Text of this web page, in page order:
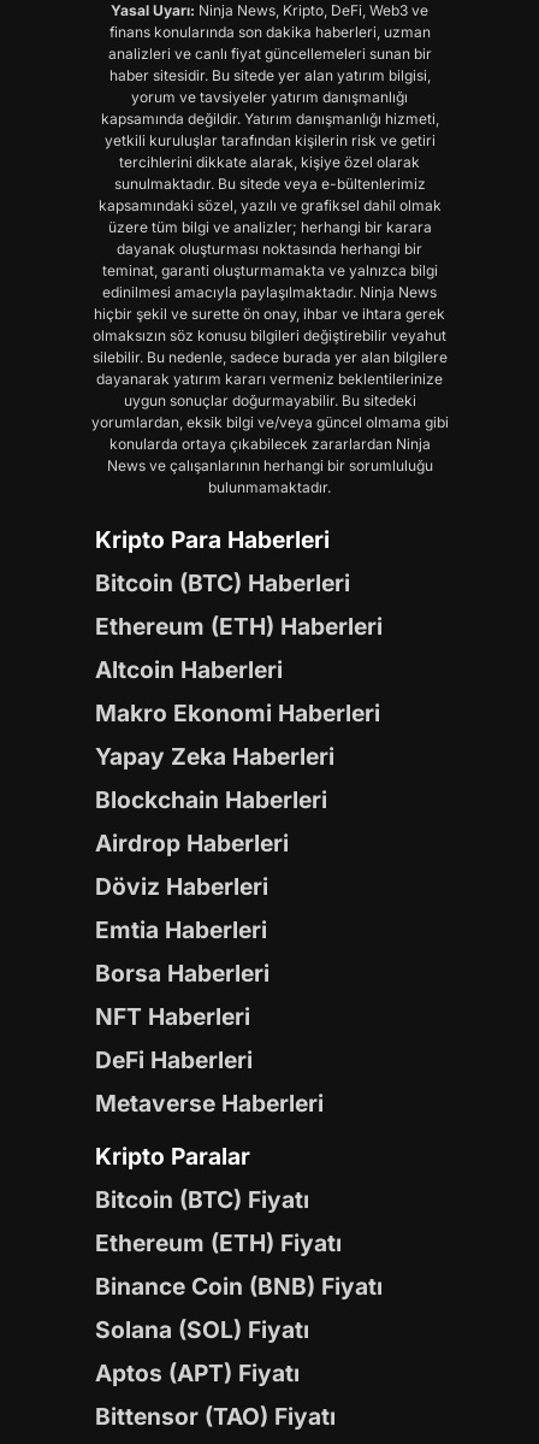
Yasal Uyarı: Ninja News, Kripto, DeFi, Web3 ve
finans konularında son dakika haberleri, uzman
analizleri ve canlı fiyat güncellemeleri sunan bir
haber sitesidir. Bu sitede yer alan yatırım bilgisi,
yorum ve tavsiyeler yatırım danışmanlığı
kapsamında değildir. Yatırım danışmanlığı hizmeti,
yetkili kuruluşlar tarafından kişilerin risk ve getiri
tercihlerini dikkate alarak, kişiye özel olarak
sunulmaktadır. Bu sitede veya e-bültenlerimiz
kapsamındaki sözel, yazılı ve grafiksel dahil olmak
üzere tüm bilgi ve analizler; herhangi bir karara
dayanak oluşturması noktasında herhangi bir
teminat, garanti oluşturmamakta ve yalnızca bilgi
edinilmesi amacıyla paylaşılmaktadır. Ninja News
hiçbir şekil ve surette ön onay, ihbar ve ihtara gerek
olmaksızın söz konusu bilgileri değiştirebilir veyahut
silebilir. Bu nedenle, sadece burada yer alan bilgilere
dayanarak yatırım kararı vermeniz beklentilerinize
uygun sonuçlar doğurmayabilir. Bu sitedeki
yorumlardan, eksik bilgi ve/veya güncel olmama gibi
konularda ortaya çıkabilecek zararlardan Ninja
News ve çalışanlarının herhangi bir sorumluluğu
bulunmamaktadır.
Kripto Para Haberleri
Bitcoin (BTC) Haberleri
Ethereum (ETH) Haberleri
Altcoin Haberleri
Makro Ekonomi Haberleri
Yapay Zeka Haberleri
Blockchain Haberleri
Airdrop Haberleri
Döviz Haberleri
Emtia Haberleri
Borsa Haberleri
NFT Haberleri
DeFi Haberleri
Metaverse Haberleri
Kripto Paralar
Bitcoin (BTC) Fiyatı
Ethereum (ETH) Fiyatı
Binance Coin (BNB) Fiyatı
Solana (SOL) Fiyatı
Aptos (APT) Fiyatı
Bittensor (TAO) Fiyatı